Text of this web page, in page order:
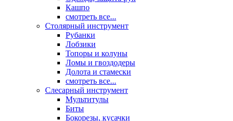
Кашпо
смотреть все...
Столярный инструмент
Рубанки
Лобзики
Топоры и колуны
Ломы и гвоздодеры
Долота и стамески
смотреть все...
Слесарный инструмент
Мультитулы
Биты
Бокорезы, кусачки